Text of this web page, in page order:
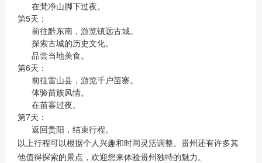
在梵净山脚下过夜。
第5天：
前往黔东南，游览镇远古城。
探索古城的历史文化。
品尝当地美食。
第6天：
前往雷山县，游览千户苗寨。
体验苗族风情。
在苗寨过夜。
第7天：
返回贵阳，结束行程。
以上行程可以根据个人兴趣和时间灵活调整。贵州还有许多其
他值得探索的景点，欢迎您来体验贵州独特的魅力。